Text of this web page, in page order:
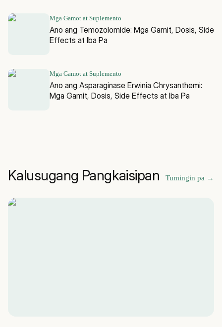
Mga Gamot at Suplemento
Ano ang Temozolomide: Mga Gamit, Dosis, Side
Effects at Iba Pa
Mga Gamot at Suplemento
Ano ang Asparaginase Erwinia Chrysanthemi:
Mga Gamit, Dosis, Side Effects at Iba Pa
Kalusugang Pangkaisipan Tumingin pa →